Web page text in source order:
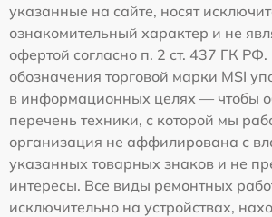
указанные на сайте, носят
ознакомительный характер и не
офертой согласно п. 2 ст. 437 ГК
обозначения торговой марки MSI
в информационных целях — чтобы
перечень техники, с которой мы
организация не аффилирована с
указанных товарных знаков и не
интересы. Все виды ремонтных
исключительно на устройствах,